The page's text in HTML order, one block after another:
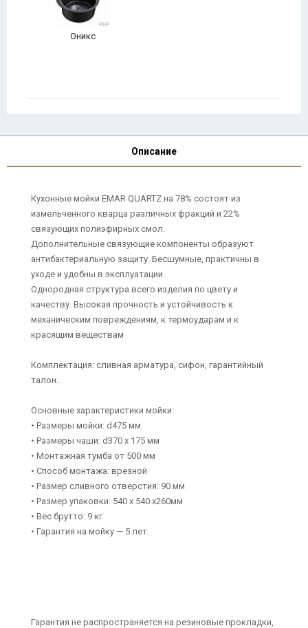
Оникс
Описание
Кухонные мойки EMAR QUARTZ на 78% состоят из
измельченного кварца различных фракций и 22%
связующих полиэфирных смол.
Дополнительные связующие компоненты образуют
антибактериальную защиту. Бесшумные, практичны в
уходе и удобны в эксплуатации.
Однородная структура всего изделия по цвету и
качеству. Высокая прочность и устойчивость к
механическим повреждениям, к термоударам и к
красящим веществам
Комплектация: сливная арматура, сифон, гарантийный
талон.
Основные характеристики мойки:
• Размеры мойки: d475 мм
• Размеры чаши: d370 х 175 мм
• Монтажная тумба от 500 мм
• Способ монтажа: врезной
• Размер сливного отверстия: 90 мм
• Размер упаковки: 540 х 540 х260мм
• Вес брутто: 9 кг
• Гарантия на мойку — 5 лет.
Гарантия не распространяется на резиновые прокладки,